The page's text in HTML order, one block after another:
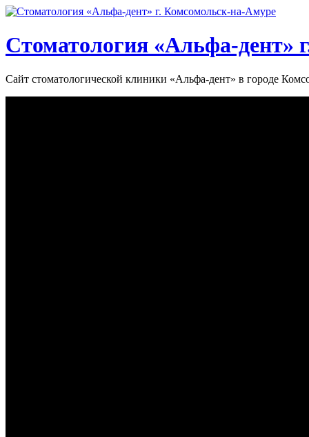
Стоматология «‎Альфа-дент»‎
Сайт стоматологической клиники «‎Альфа-дент» в городе